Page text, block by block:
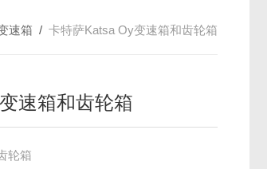
速箱 / 卡特萨Katsa Oy变速箱和齿轮箱
速箱和齿轮箱
轮箱